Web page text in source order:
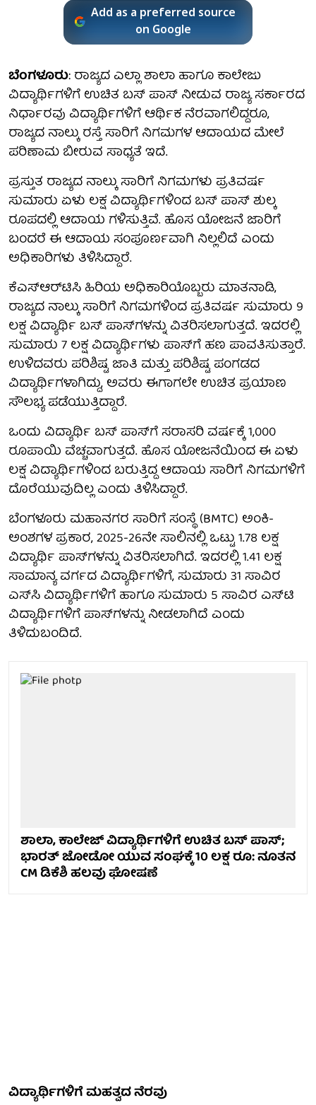
Add as a preferred source
on Google
ಬೆಂಗಳೂರು: ರಾಜ್ಯದ ಎಲ್ಲಾ ಶಾಲಾ ಹಾಗೂ ಕಾಲೇಜು
ವಿದ್ಯಾರ್ಥಿಗಳಿಗೆ ಉಚಿತ ಬಸ್ ಪಾಸ್ ನೀಡುವ ರಾಜ್ಯ ಸರ್ಕಾರದ
ನಿರ್ಧಾರವು ವಿದ್ಯಾರ್ಥಿಗಳಿಗೆ ಆರ್ಥಿಕ ನೆರವಾಗಲಿದ್ದರೂ,
ರಾಜ್ಯದ ನಾಲ್ಕು ರಸ್ತೆ ಸಾರಿಗೆ ನಿಗಮಗಳ ಆದಾಯದ ಮೇಲೆ
ಪರಿಣಾಮ ಬೀರುವ ಸಾಧ್ಯತೆ ಇದೆ.
ಪ್ರಸ್ತುತ ರಾಜ್ಯದ ನಾಲ್ಕು ಸಾರಿಗೆ ನಿಗಮಗಳು ಪ್ರತಿವರ್ಷ
ಸುಮಾರು ಏಳು ಲಕ್ಷ ವಿದ್ಯಾರ್ಥಿಗಳಿಂದ ಬಸ್ ಪಾಸ್ ಶುಲ್ಕ
ರೂಪದಲ್ಲಿ ಆದಾಯ ಗಳಿಸುತ್ತಿವೆ. ಹೊಸ ಯೋಜನೆ ಜಾರಿಗೆ
ಬಂದರೆ ಈ ಆದಾಯ ಸಂಪೂರ್ಣವಾಗಿ ನಿಲ್ಲಲಿದೆ ಎಂದು
ಅಧಿಕಾರಿಗಳು ತಿಳಿಸಿದ್ದಾರೆ.
ಕೆಎಸ್‌ಆರ್‌ಟಿಸಿ ಹಿರಿಯ ಅಧಿಕಾರಿಯೊಬ್ಬರು ಮಾತನಾಡಿ,
ರಾಜ್ಯದ ನಾಲ್ಕು ಸಾರಿಗೆ ನಿಗಮಗಳಿಂದ ಪ್ರತಿವರ್ಷ ಸುಮಾರು 9
ಲಕ್ಷ ವಿದ್ಯಾರ್ಥಿ ಬಸ್ ಪಾಸ್‌ಗಳನ್ನು ವಿತರಿಸಲಾಗುತ್ತದೆ. ಇದರಲ್ಲಿ
ಸುಮಾರು 7 ಲಕ್ಷ ವಿದ್ಯಾರ್ಥಿಗಳು ಪಾಸ್‌ಗೆ ಹಣ ಪಾವತಿಸುತ್ತಾರೆ.
ಉಳಿದವರು ಪರಿಶಿಷ್ಟ ಜಾತಿ ಮತ್ತು ಪರಿಶಿಷ್ಟ ಪಂಗಡದ
ವಿದ್ಯಾರ್ಥಿಗಳಾಗಿದ್ದು, ಅವರು ಈಗಾಗಲೇ ಉಚಿತ ಪ್ರಯಾಣ
ಸೌಲಭ್ಯ ಪಡೆಯುತ್ತಿದ್ದಾರೆ.
ಒಂದು ವಿದ್ಯಾರ್ಥಿ ಬಸ್ ಪಾಸ್‌ಗೆ ಸರಾಸರಿ ವರ್ಷಕ್ಕೆ 1,000
ರೂಪಾಯಿ ವೆಚ್ಚವಾಗುತ್ತದೆ. ಹೊಸ ಯೋಜನೆಯಿಂದ ಈ ಏಳು
ಲಕ್ಷ ವಿದ್ಯಾರ್ಥಿಗಳಿಂದ ಬರುತ್ತಿದ್ದ ಆದಾಯ ಸಾರಿಗೆ ನಿಗಮಗಳಿಗೆ
ದೊರೆಯುವುದಿಲ್ಲ ಎಂದು ತಿಳಿಸಿದ್ದಾರೆ.
ಬೆಂಗಳೂರು ಮಹಾನಗರ ಸಾರಿಗೆ ಸಂಸ್ಥೆ (BMTC) ಅಂಕಿ-
ಅಂಶಗಳ ಪ್ರಕಾರ, 2025-26ನೇ ಸಾಲಿನಲ್ಲಿ ಒಟ್ಟು 1.78 ಲಕ್ಷ
ವಿದ್ಯಾರ್ಥಿ ಪಾಸ್‌ಗಳನ್ನು ವಿತರಿಸಲಾಗಿದೆ. ಇದರಲ್ಲಿ 1.41 ಲಕ್ಷ
ಸಾಮಾನ್ಯ ವರ್ಗದ ವಿದ್ಯಾರ್ಥಿಗಳಿಗೆ, ಸುಮಾರು 31 ಸಾವಿರ
ಎಸ್‌ಸಿ ವಿದ್ಯಾರ್ಥಿಗಳಿಗೆ ಹಾಗೂ ಸುಮಾರು 5 ಸಾವಿರ ಎಸ್‌ಟಿ
ವಿದ್ಯಾರ್ಥಿಗಳಿಗೆ ಪಾಸ್‌ಗಳನ್ನು ನೀಡಲಾಗಿದೆ ಎಂದು
ತಿಳಿದುಬಂದಿದೆ.
ಶಾಲಾ, ಕಾಲೇಜ್ ವಿದ್ಯಾರ್ಥಿಗಳಿಗೆ ಉಚಿತ ಬಸ್ ಪಾಸ್;
ಭಾರತ್ ಜೋಡೋ ಯುವ ಸಂಘಕ್ಕೆ 10 ಲಕ್ಷ ರೂ: ನೂತನ
CM ಡಿಕೆಶಿ ಹಲವು ಘೋಷಣೆ
ವಿದ್ಯಾರ್ಥಿಗಳಿಗೆ ಮಹತ್ವದ ನೆರವು